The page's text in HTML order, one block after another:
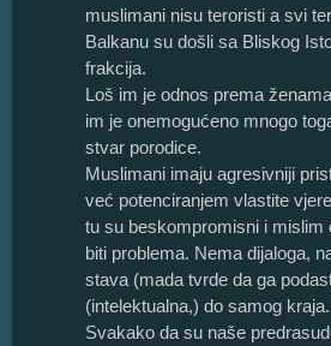
muslimani nisu teroristi a svi
Balkanu su došli sa Bliskog
frakcija.
Loš im je odnos prema
im je onemogućeno mnogo
stvar porodice.
Muslimani imaju agresivniji
već potenciranjem vlastite
tu su beskompromisni i mislim
biti problema. Nema dijaloga,
stava (mada tvrde da ga
(intelektualna,) do samog kraja.
Svakako da su naše